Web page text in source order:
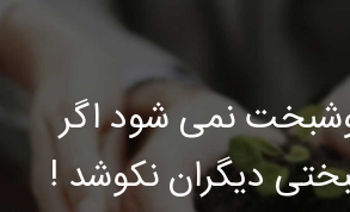
نمی شود اگر
دیگران نکوشد !